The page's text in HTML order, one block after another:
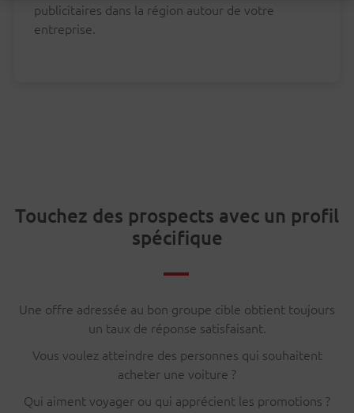
publicitaires dans la région autour de votre
entreprise.
Touchez des prospects avec un profil
spécifique
Une offre adressée au bon groupe cible obtient toujours
un taux de réponse satisfaisant.
Vous voulez atteindre des personnes qui souhaitent
acheter une voiture ?
Qui aiment voyager ou qui apprécient les promotions ?